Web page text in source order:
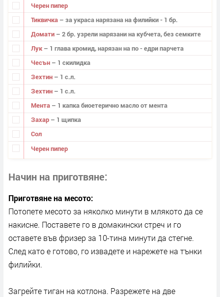
Черен пипер
Тиквичка – за украса нарязана на филийки - 1 бр.
Домати – 2 бр. узрели нарязани на кубчета, без семките
Лук – 1 глава кромид, нарязан на по - едри парчета
Чесън – 1 скилидка
Зехтин – 1 с.л.
Зехтин – 1 с.л.
Мента – 1 капка биоетерично масло от мента
Захар – 1 щипка
Сол
Черен пипер
Начин на приготвяне
Приготвяне на месото:
Потопете месото за няколко минути в млякото да се
накисне. Поставете го в домакински стреч и го
оставете във фризер за 10-тина минути да стегне.
След като е готово, го извадете и нарежете на тънки
филийки.
Загрейте тиган на котлона. Разрежете на две